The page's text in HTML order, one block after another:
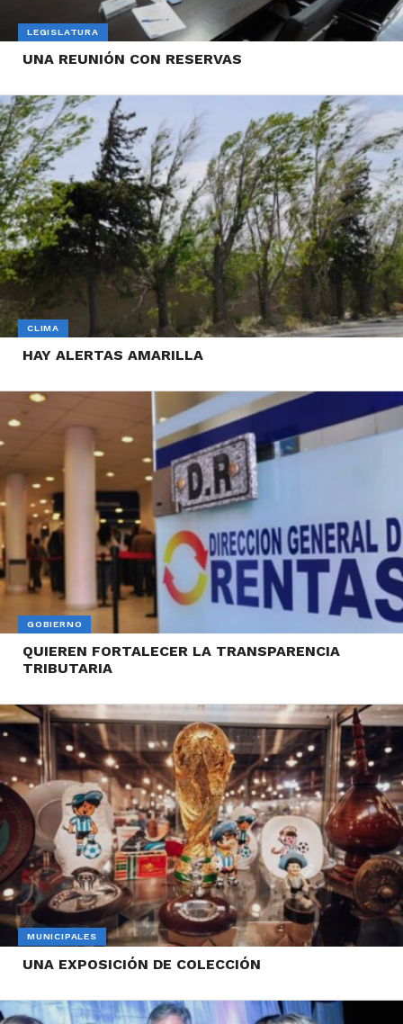
LEGISLATURA
UNA REUNIÓN CON RESERVAS
CLIMA
HAY ALERTAS AMARILLA
GOBIERNO
QUIEREN FORTALECER LA TRANSPARENCIA
TRIBUTARIA
MUNICIPALES
UNA EXPOSICIÓN DE COLECCIÓN